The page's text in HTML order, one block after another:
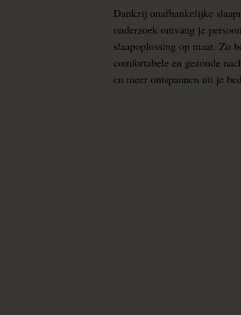
Dankzij onafhankelijke
onderzoek ontvang je
slaapoplossing op maat. Zo
comfortabele en gezonde
en meer ontspannen uit je